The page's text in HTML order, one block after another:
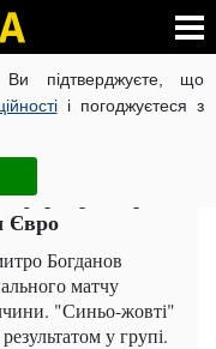
підтверджуєте, що
і погоджуєтеся з
КОРОНАВІРУС В УКРАЇНІ
ЧИТАТЬ НА РУССКОМ
збірної
Євро
Богданов
матчу
"Синьо-жовті"
у групі.